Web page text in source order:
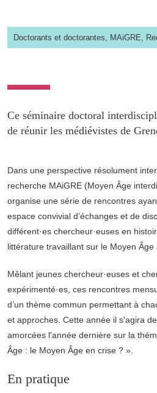
Doctorants et doctorantes, MAiGRE,
Ce séminaire doctoral
de réunir les médiévistes de
Dans une perspective résolument
recherche MAiGRE (Moyen Âge
organise une série de rencontres
espace convivial d’échanges et de
différent·es chercheur·euses en
littérature travaillant sur le Moyen Âge
Mêlant jeunes chercheur·euses et
expérimenté·es, ces rencontres
d’un thème commun permettant à
et approches. Cette année il s'agira
amorcées l'année dernière sur la
Âge : le Moyen Âge en crise ? ».
En pratique